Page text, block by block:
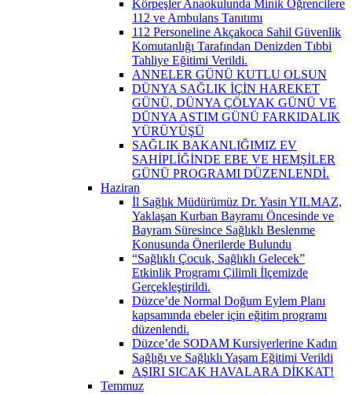
Körpeşler Anaokulunda Minik Öğrencilere
112 ve Ambulans Tanıtımı
112 Personeline Akçakoca Sahil Güvenlik
Komutanlığı Tarafından Denizden Tıbbi
Tahliye Eğitimi Verildi.
ANNELER GÜNÜ KUTLU OLSUN
DÜNYA SAĞLIK İÇİN HAREKET
GÜNÜ, DÜNYA ÇÖLYAK GÜNÜ VE
DÜNYA ASTIM GÜNÜ FARKIDALIK
YÜRÜYÜŞÜ
SAĞLIK BAKANLIĞIMIZ EV
SAHİPLİĞİNDE EBE VE HEMŞİLER
GÜNÜ PROGRAMI DÜZENLENDİ.
Haziran
İl Sağlık Müdürümüz Dr. Yasin YILMAZ,
Yaklaşan Kurban Bayramı Öncesinde ve
Bayram Süresince Sağlıklı Beslenme
Konusunda Önerilerde Bulundu
“Sağlıklı Çocuk, Sağlıklı Gelecek”
Etkinlik Programı Çilimli İlçemizde
Gerçekleştirildi.
Düzce’de Normal Doğum Eylem Planı
kapsamında ebeler için eğitim programı
düzenlendi.
Düzce’de SODAM Kursiyerlerine Kadın
Sağlığı ve Sağlıklı Yaşam Eğitimi Verildi
AŞIRI SICAK HAVALARA DİKKAT!
Temmuz